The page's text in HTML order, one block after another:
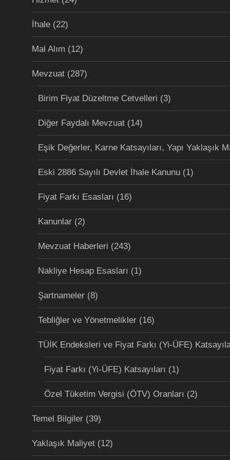
İhale (22)
Mal Alım (12)
Mevzuat (287)
Birim Fiyat Düzeltme Cetvelleri (3)
Diğer Faydalı Mevzuat (14)
Eşik Değerler, Karne Katsayıları, Yapı Yaklaşık
Eski 2886 Sayılı Devlet İhale Kanunu (1)
Fiyat Farkı Esasları (16)
Kanunlar (2)
Mevzuat Haberleri (243)
Nakliye Hesap Esasları (1)
Şartnameler (8)
Tebliğler ve Yönetmelikler (16)
TÜİK Endeksleri ve Fiyat Farkı (Yi-ÜFE)
Fiyat Farkı (Yi-ÜFE) Katsayıları (1)
Özel Tüketim Vergisi (ÖTV) Oranları (2)
Temel Bilgiler (39)
Yaklaşık Maliyet (12)